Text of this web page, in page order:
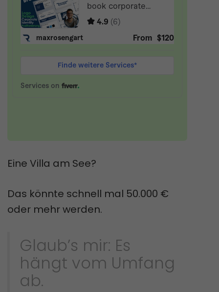
Eine Villa am See?
Das könnte schnell mal 50.000 €
oder mehr werden.
Glaub’s mir: Es
hängt vom Umfang
ab.